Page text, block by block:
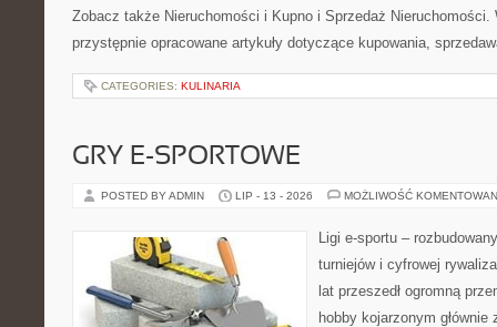
Zobacz także Nieruchomości i Kupno i Sprzedaż
przystępnie opracowane artykuły dotyczące kupowania,
CATEGORIES: KULINARIA
GRY E-SPORTOWE
POSTED BY ADMIN LIP - 13 - 2026 MOŻLIWOŚĆ
Ligi e-sportu –
turniejów i cyfrowej
lat przeszedł ogromną
hobby kojarzonym